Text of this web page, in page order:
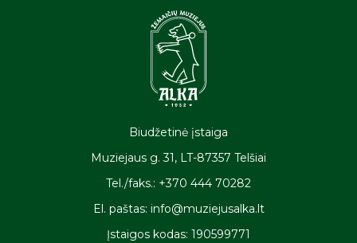
Biudžetinė įstaiga
Muziejaus g. 31, LT-87357 Telšiai
Tel./faks.: +370 444 70282
El. paštas: info@muziejusalka.lt
Įstaigos kodas: 190599771